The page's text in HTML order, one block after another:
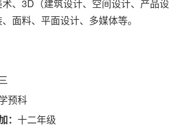
术、3D（建筑设计、空间设计、产品设
面料、平面设计、多媒体等。
预科
： 十二年级